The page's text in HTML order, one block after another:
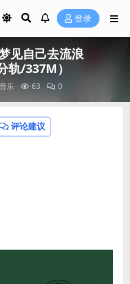
登录
见自己去流浪
轨/337M）
乐 63 0
评论建议